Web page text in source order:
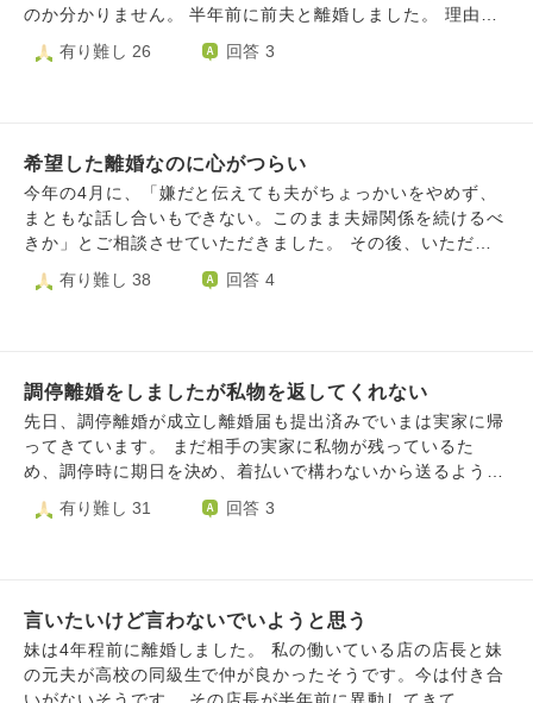
のか分かりません。 半年前に前夫と離婚しました。 理由と
しては、子供の有無についての価値観の違い、何もかも私の
せいにされる、証拠もないのに不倫してると決めつけられ
が、上記の事がきっかけで当時は前夫に対する気持ちが覚め
てしまい自ら離婚を決意して、離婚しました。 両親や友人
も事情知っていたのでよかったね！や離婚して正解だと喜ん
でくれました。 しかし、2.3日前から前夫の優しいかった
して正解だったのか分からなくなりました。 毎日毎日過去
は思いませんが、気持ちの整理がつかずにいます。 このま
ま生きて幸せになれるのか分からないから死にたいとも思い
ます。 相談できる人もいないのでこちらに相談させていた
だきました。 情けない私ですが宜しくお願い致します。
を感じてしまい申し訳なく思います。でも、本当の気持ちが
有り難し 26 回答 3
希望した離婚なのに心がつらい
今年の4月に、「嫌だと伝えても夫がちょっかいをやめず、
まともな話し合いもできない。このまま夫婦関係を続けるべ
きか」とご相談させていただきました。 その後、いただい
たご回答を参考に夫婦の在り方を模索してきました。しか
し、①私が「嫌だからやめてほしい」と伝えても無視され続
なかったと打ち明けたことから、離婚を決意しました。 離
婚が決まってから夫は人が変わったように家事をするように
なりましたが、私には「今さら遅い」という思いしかありま
せんでした。また、私が引っ越し準備を進める中で「子ども
を理解していないように感じ、悲しくなりました。 そして
ば、このまま我慢を続けるより新しい人生を歩む方が良いと
考えて離婚を選びました。それでも、なぜかとてもつらい気
持ちになります。 さらに、離婚届を提出する直前に横断歩
道で派手に転び、両手両足にけがをしました。そのため、
有り難し 38 回答 4
調停離婚をしましたが私物を返してくれない
先日、調停離婚が成立し離婚届も提出済みでいまは実家に帰
ってきています。 まだ相手の実家に私物が残っているた
め、調停時に期日を決め、着払いで構わないから送るように
と決めています。 ですが相手が『どれが私物なのかわから
ない、仕分けに立ち会ってほしい』と連絡が来ました。 仕
も拒否されてしまっています。 もうこれ以上長引かせたく
ないですが、不要なものまで送りつけられたり、必要なもの
を送り返してくれないのではないかと不安で仕方ありませ
ん。 考えすぎだといわれればそうかもしれませんが、離婚
有り難し 31 回答 3
言いたいけど言わないでいようと思う
妹は4年程前に離婚しました。 私の働いている店の店長と妹
の元夫が高校の同級生で仲が良かったそうです。今は付き合